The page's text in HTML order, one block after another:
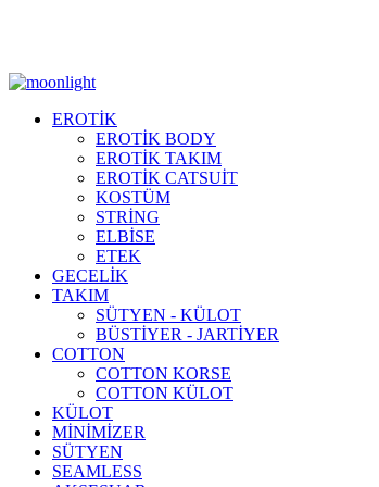
EROTİK
EROTİK BODY
EROTİK TAKIM
EROTİK CATSUİT
KOSTÜM
STRİNG
ELBİSE
ETEK
GECELİK
TAKIM
SÜTYEN - KÜLOT
BÜSTİYER - JARTİYER
COTTON
COTTON KORSE
COTTON KÜLOT
KÜLOT
MİNİMİZER
SÜTYEN
SEAMLESS